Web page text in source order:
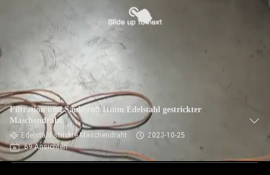
Filtration und Säubern0.11mm Edelstahl gestrickter
Maschendraht
Edelstahl strickte Maschendraht
2023-10-25
69 Ansichten